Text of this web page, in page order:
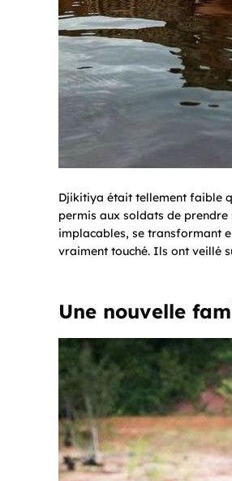
Djikitiya était tellement faible
permis aux soldats de
implacables, se transformant
vraiment touché. Ils ont veillé
Une nouvelle